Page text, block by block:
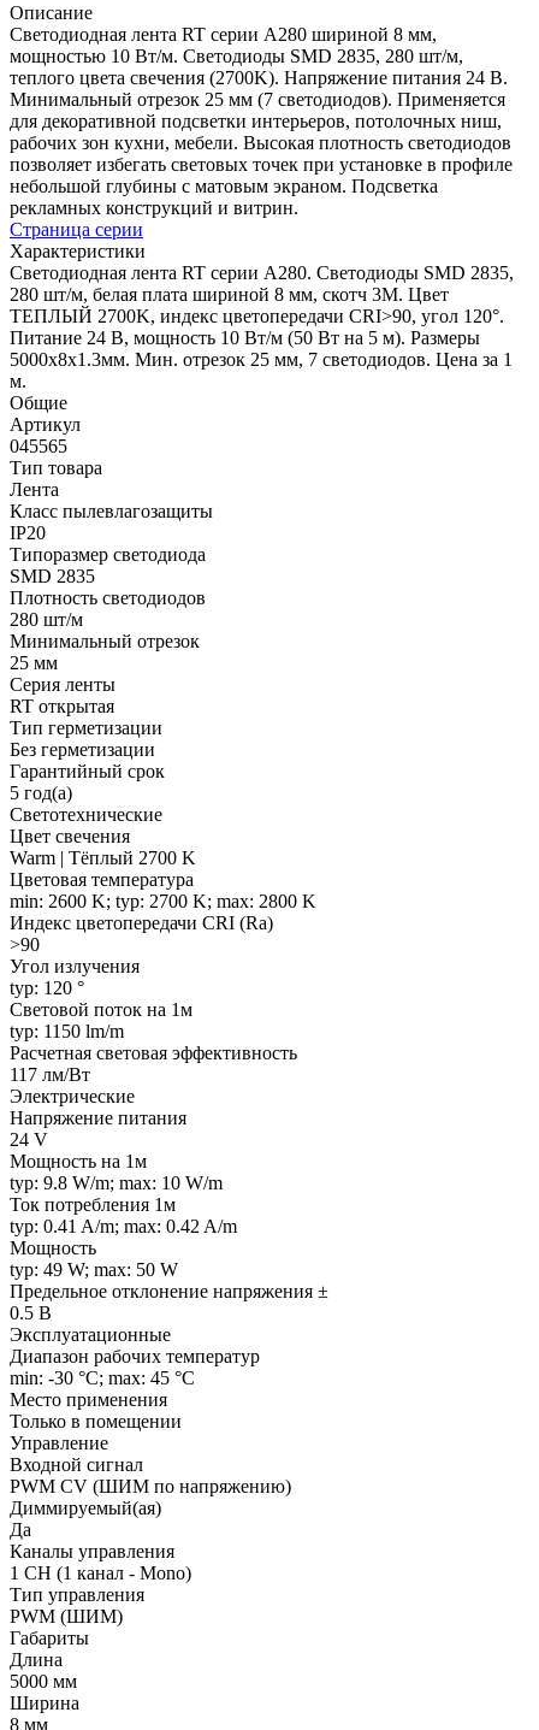
Описание
Светодиодная лента RT серии A280 шириной 8 мм,
мощностью 10 Вт/м. Светодиоды SMD 2835, 280 шт/м,
теплого цвета свечения (2700K). Напряжение питания 24 В.
Минимальный отрезок 25 мм (7 светодиодов). Применяется
для декоративной подсветки интерьеров, потолочных ниш,
рабочих зон кухни, мебели. Высокая плотность светодиодов
позволяет избегать световых точек при установке в профиле
небольшой глубины с матовым экраном. Подсветка
рекламных конструкций и витрин.
Страница серии
Характеристики
Светодиодная лента RT серии A280. Светодиоды SMD 2835,
280 шт/м, белая плата шириной 8 мм, скотч 3M. Цвет
ТЕПЛЫЙ 2700K, индекс цветопередачи CRI>90, угол 120°.
Питание 24 В, мощность 10 Вт/м (50 Вт на 5 м). Размеры
5000x8x1.3мм. Мин. отрезок 25 мм, 7 светодиодов. Цена за 1
м.
Общие
Артикул
045565
Тип товара
Лента
Класс пылевлагозащиты
IP20
Типоразмер светодиода
SMD 2835
Плотность светодиодов
280 шт/м
Минимальный отрезок
25 мм
Серия ленты
RT открытая
Тип герметизации
Без герметизации
Гарантийный срок
5 год(а)
Светотехнические
Цвет свечения
Warm | Тёплый 2700 K
Цветовая температура
min: 2600 K; typ: 2700 K; max: 2800 K
Индекс цветопередачи CRI (Ra)
>90
Угол излучения
typ: 120 °
Световой поток на 1м
typ: 1150 lm/m
Расчетная световая эффективность
117 лм/Вт
Электрические
Напряжение питания
24 V
Мощность на 1м
typ: 9.8 W/m; max: 10 W/m
Ток потребления 1м
typ: 0.41 A/m; max: 0.42 A/m
Мощность
typ: 49 W; max: 50 W
Предельное отклонение напряжения ±
0.5 В
Эксплуатационные
Диапазон рабочих температур
min: -30 °C; max: 45 °C
Место применения
Только в помещении
Управление
Входной сигнал
PWM СV (ШИМ по напряжению)
Диммируемый(ая)
Да
Каналы управления
1 CH (1 канал - Mono)
Тип управления
PWM (ШИМ)
Габариты
Длина
5000 мм
Ширина
8 мм